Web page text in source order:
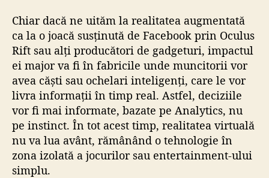
Chiar dacă ne uităm la realitatea augmentată
ca la o joacă susținută de Facebook prin Oculus
Rift sau alți producători de gadgeturi, impactul
ei major va fi în fabricile unde muncitorii vor
avea căști sau ochelari inteligenți, care le vor
livra informații în timp real. Astfel, deciziile
vor fi mai informate, bazate pe Analytics, nu
pe instinct. În tot acest timp, realitatea virtuală
nu va lua avânt, rămânând o tehnologie în
zona izolată a jocurilor sau entertainment-ului
simplu.